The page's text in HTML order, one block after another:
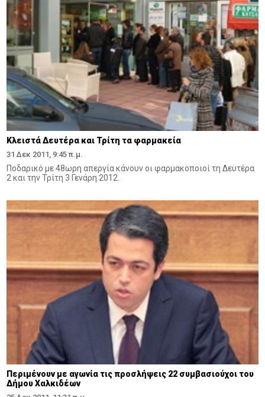
Κλειστά Δευτέρα και Τρίτη τα φαρμακεία
31 Δεκ 2011, 9:45 π.μ.
Ποδαρικό με 48ωρη απεργία κάνουν οι φαρμακοποιοί τη Δευτέρα
2 και την Τρίτη 3 Γενάρη 2012.
Περιμένουν με αγωνία τις προσλήψεις 22 συμβασιούχοι του
Δήμου Χαλκιδέων